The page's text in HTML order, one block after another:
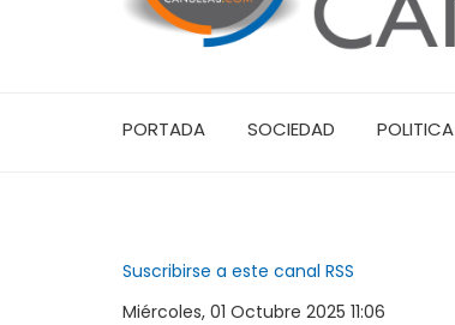
PORTADA SOCIEDAD POLITICA
Suscribirse a este canal RSS
Miércoles, 01 Octubre 2025 11:06